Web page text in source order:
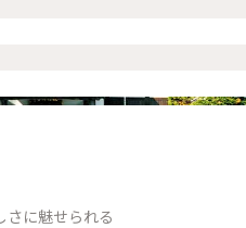
さに魅せられる